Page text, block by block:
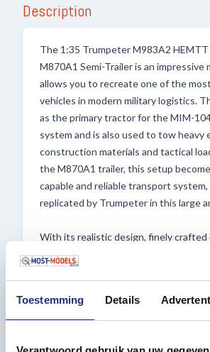
Toestemming Details
Description
The 1:35 Trumpeter M983A2
M870A1 Semi-Trailer is an impressive
allows you to recreate one of the
vehicles in modern military logistics.
as the primary tractor for the MIM-
system and is also used to tow heavy
construction materials and tactical
the M870A1 trailer, this setup
capable and reliable transport
replicated by Trumpeter in this large
With its realistic design, finely crafted
accurately detailed cab, this build
challenge and satisfaction. The
authenticity, while the included trailer
freedom to choose your own load. No